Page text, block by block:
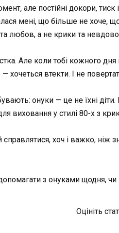
але постійні докори,
мені, що більше не хоче,
любов, а не крики та
Але коли тобі кожного
втекти. І не
онуки — це не їхні
виховання у стилі 80-х з
хоч і важко, ніж
допомагати з онуками щодня,
Оцініть